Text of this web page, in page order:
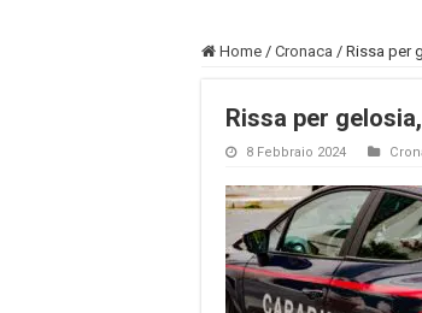
Home / Cronaca / Rissa per
Rissa per
8 Febbraio 2024